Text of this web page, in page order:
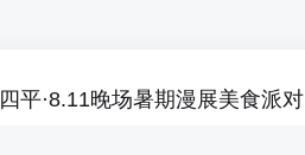
四平·8.11晚场暑期漫展美食派对